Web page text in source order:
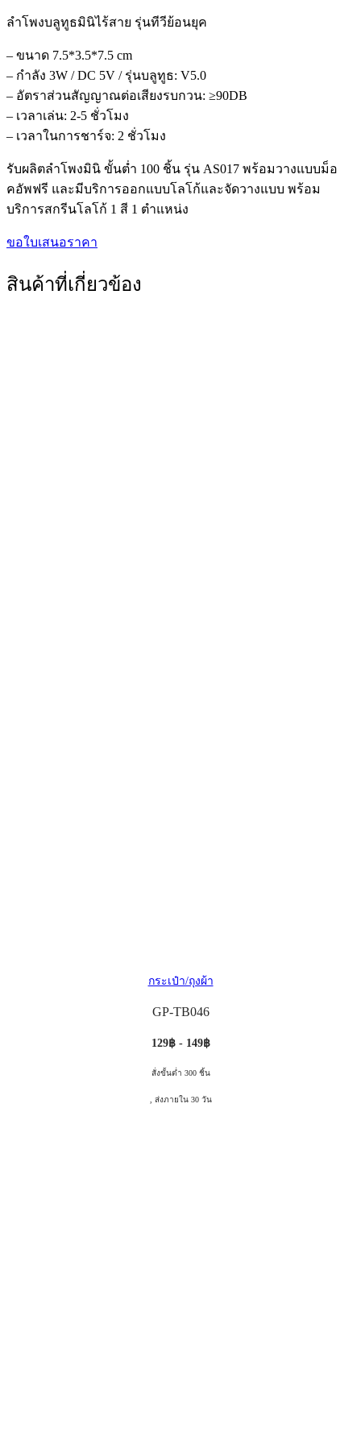
ลำโพงบลูทูธมินิไร้สาย รุ่นทีวีย้อนยุค
– ขนาด 7.5*3.5*7.5 cm
– กำลัง 3W / DC 5V / รุ่นบลูทูธ: V5.0
– อัตราส่วนสัญญาณต่อเสียงรบกวน: ≥90DB
– เวลาเล่น: 2-5 ชั่วโมง
– เวลาในการชาร์จ: 2 ชั่วโมง
รับผลิตลำโพงมินิ ขั้นต่ำ 100 ชิ้น รุ่น AS017 พร้อมวางแบบม็อ
คอัพฟรี และมีบริการออกแบบโลโก้และจัดวางแบบ พร้อม
บริการสกรีนโลโก้ 1 สี 1 ตำแหน่ง
ขอใบเสนอราคา
สินค้าที่เกี่ยวข้อง
กระเป๋า/ถุงผ้า
GP-TB046
129฿ - 149฿
สั่งขั้นต่ำ 300 ชิ้น
, ส่งภายใน 30 วัน